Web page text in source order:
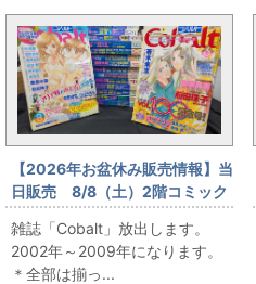
【2026年お盆休み販売情報】当
日販売 8/8（土）2階コミック
フロア 雑誌「Cobalt」放出
雑誌「Cobalt」放出します。
2002年～2009年になります。
＊全部は揃っ...